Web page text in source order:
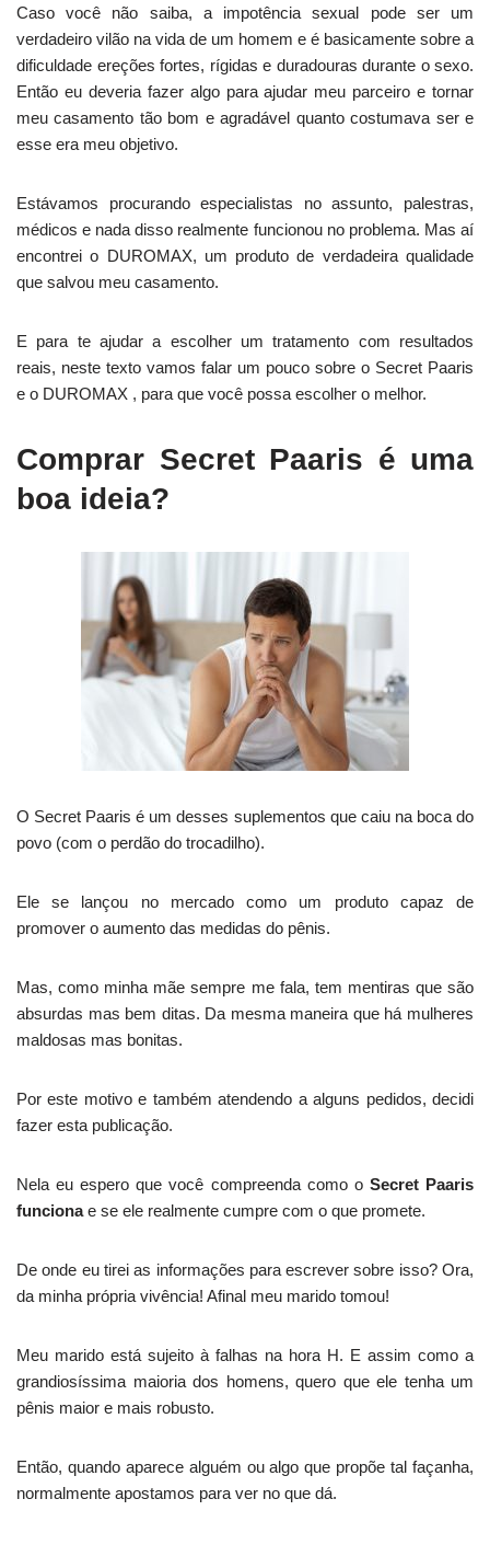
Caso você não saiba, a impotência sexual pode ser um
verdadeiro vilão na vida de um homem e é basicamente sobre a
dificuldade ereções fortes, rígidas e duradouras durante o sexo.
Então eu deveria fazer algo para ajudar meu parceiro e tornar
meu casamento tão bom e agradável quanto costumava ser e
esse era meu objetivo.
Estávamos procurando especialistas no assunto, palestras,
médicos e nada disso realmente funcionou no problema. Mas aí
encontrei o DUROMAX, um produto de verdadeira qualidade
que salvou meu casamento.
E para te ajudar a escolher um tratamento com resultados
reais, neste texto vamos falar um pouco sobre o Secret Paaris
e o DUROMAX , para que você possa escolher o melhor.
Comprar Secret Paaris é uma
boa ideia?
O Secret Paaris é um desses suplementos que caiu na boca do
povo (com o perdão do trocadilho).
Ele se lançou no mercado como um produto capaz de
promover o aumento das medidas do pênis.
Mas, como minha mãe sempre me fala, tem mentiras que são
absurdas mas bem ditas. Da mesma maneira que há mulheres
maldosas mas bonitas.
Por este motivo e também atendendo a alguns pedidos, decidi
fazer esta publicação.
Nela eu espero que você compreenda como o Secret Paaris
funcionae se ele realmente cumpre com o que promete.
De onde eu tirei as informações para escrever sobre isso? Ora,
da minha própria vivência! Afinal meu marido tomou!
Meu marido está sujeito à falhas na hora H. E assim como a
grandiosíssima maioria dos homens, quero que ele tenha um
pênis maior e mais robusto.
Então, quando aparece alguém ou algo que propõe tal façanha,
normalmente apostamos para ver no que dá.